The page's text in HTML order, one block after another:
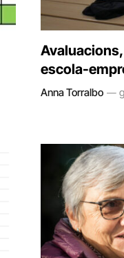
escola-
Anna Torralbo